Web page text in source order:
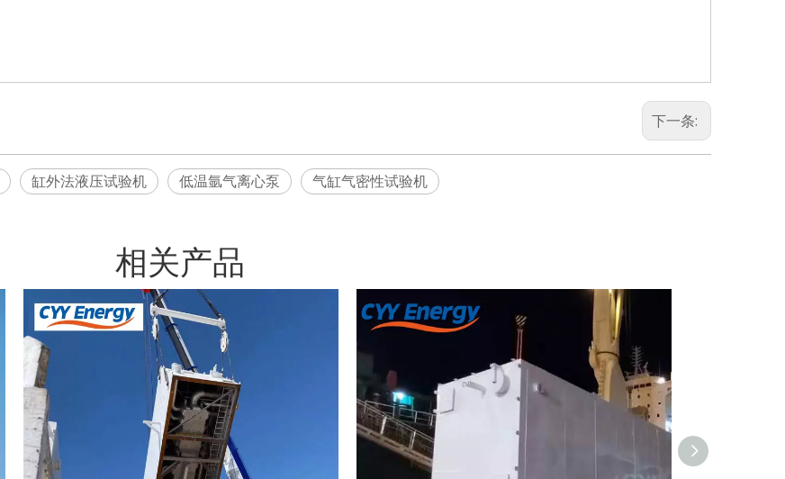
下一条:
缸外法液压试验机 低温氩气离心泵 气缸气密性试验机
相关产品